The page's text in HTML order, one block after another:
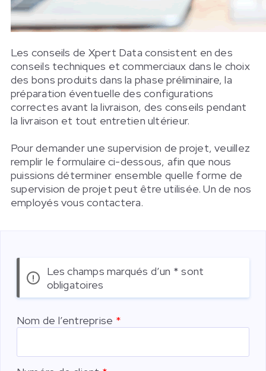
Les conseils de Xpert Data consistent en des
conseils techniques et commerciaux dans le choix
des bons produits dans la phase préliminaire, la
préparation éventuelle des configurations
correctes avant la livraison, des conseils pendant
la livraison et tout entretien ultérieur.
Pour demander une supervision de projet, veuillez
remplir le formulaire ci-dessous, afin que nous
puissions déterminer ensemble quelle forme de
supervision de projet peut être utilisée. Un de nos
employés vous contactera.
Les champs marqués d’un * sont
obligatoires
Nom de l’entreprise